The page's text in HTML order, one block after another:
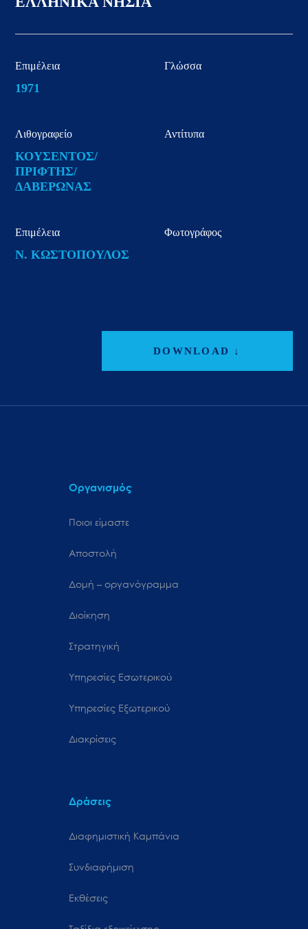
Επιμέλεια
1971
Γλώσσα
Λιθογραφείο
ΚΟΥΣΕΝΤΟΣ/
ΠΡΙΦΤΗΣ/
ΔΑΒΕΡΩΝΑΣ
Αντίτυπα
Επιμέλεια
Ν. ΚΩΣΤΟΠΟΥΛΟΣ
Φωτογράφος
DOWNLOAD ↓
Οργανισμός
Ποιοι είμαστε
Αποστολή
Δομή – οργανόγραμμα
Διοίκηση
Στρατηγική
Υπηρεσίες Εσωτερικού
Υπηρεσίες Εξωτερικού
Διακρίσεις
Δράσεις
Διαφημιστική Καμπάνια
Συνδιαφήμιση
Εκθέσεις